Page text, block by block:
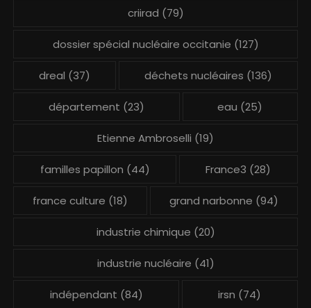
criirad (79)
dossier spécial nucléaire occitanie (127)
dreal (37) déchets nucléaires (136)
département (23) eau (25)
Etienne Ambroselli (19)
familles papillon (44) France3 (28)
france culture (18) grand narbonne (94)
industrie chimique (20)
industrie nucléaire (41)
indépendant (84) irsn (74)